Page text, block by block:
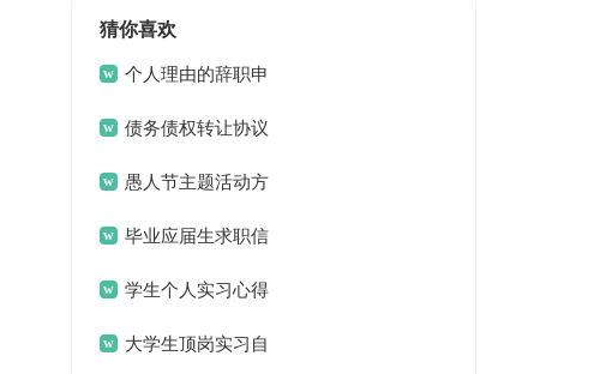
猜你喜欢
个人理由的辞职申
请书债务债权转让协议
愚人节主题活动方
案 毕业应届生求职信
13篇学生个人实习心得
体会大学生顶岗实习自